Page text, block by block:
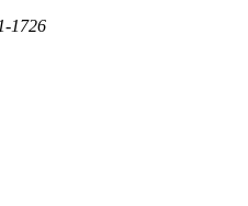
1726